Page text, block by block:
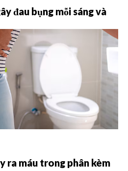
đau bụng mỗi sáng và
ra máu trong phân kèm